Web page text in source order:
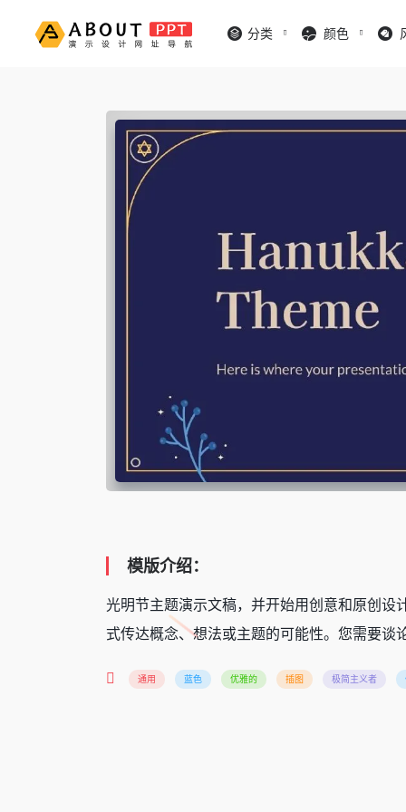
分类 颜色
模版介绍：
光明节主题演示文稿，并开始用创意和原创设
式传达概念、想法或主题的可能性。您需要谈
通用 蓝色 优雅的 插图 极简主义者